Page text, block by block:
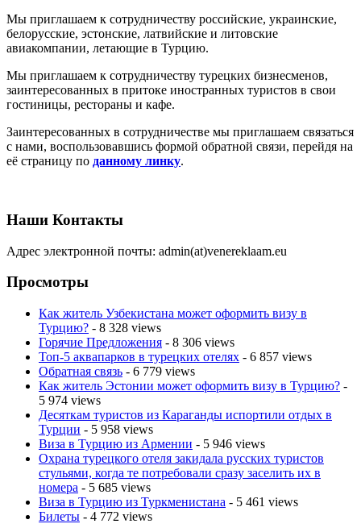
Мы приглашаем к сотрудничеству российские, украинские,
белорусские, эстонские, латвийские и литовские
авиакомпании, летающие в Турцию.
Мы приглашаем к сотрудничеству турецких бизнесменов,
заинтересованных в притоке иностранных туристов в свои
гостиницы, рестораны и кафе.
Заинтересованных в сотрудничестве мы приглашаем связаться
с нами, воспользовавшись формой обратной связи, перейдя на
её страницу по данному линку.
Наши Контакты
Адрес электронной почты: admin(at)venereklaam.eu
Просмотры
Как житель Узбекистана может оформить визу в
Турцию? - 8 328 views
Горячие Предложения - 8 306 views
Топ-5 аквапарков в турецких отелях - 6 857 views
Обратная связь - 6 779 views
Как житель Эстонии может оформить визу в Турцию? -
5 974 views
Десяткам туристов из Караганды испортили отдых в
Турции - 5 958 views
Виза в Турцию из Армении - 5 946 views
Охрана турецкого отеля закидала русских туристов
стульями, когда те потребовали сразу заселить их в
номера - 5 685 views
Виза в Турцию из Туркменистана - 5 461 views
Билеты - 4 772 views